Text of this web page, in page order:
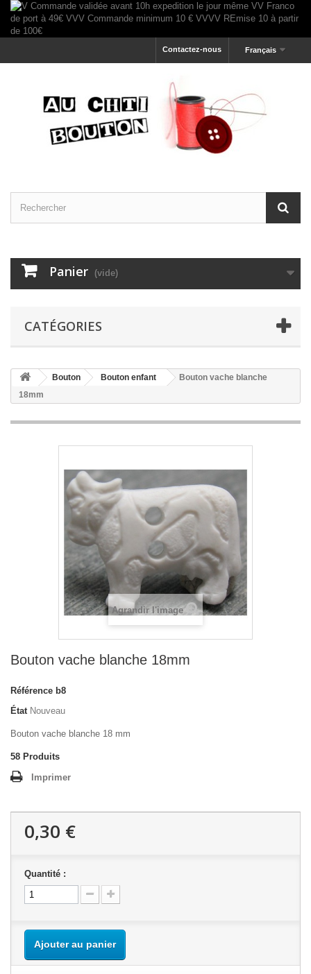
Français
Contactez-nous
Panier (vide)
CATÉGORIES
Bouton Bouton enfant
Bouton vache blanche
18mm
Agrandir l'image
Bouton vache blanche 18mm
Référence b8
État Nouveau
Bouton vache blanche 18 mm
58 Produits
Imprimer
0,30 €
Quantité :
Ajouter au panier